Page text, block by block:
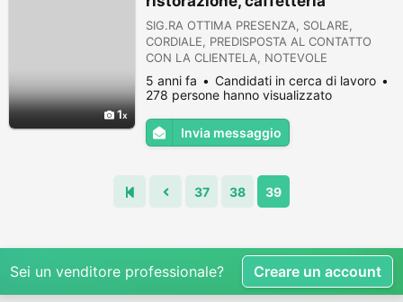
1
SIG.RA OTTIMA PRESENZA, SOLARE,
CORDIALE, PREDISPOSTA AL CONTATTO
CON LA CLIENTELA, NOTEVOLE
ESPERIENZA NEL CAMPO DELLA
RISTORAZIONE, PREPARAZIONE PANINI,
TRAMEZZINI, TOAST, INSALATONE,
SNAKERIA, PIATTI VELOCI, CAFFETTERIA,
ECC., CERCA IMPIEGO SERIO DIURNO
5 anni fa
Candidati in cerca di lavoro
278 persone hanno visualizzato
Invia messaggio
37 38 39
Sei un venditore professionale? Creare un account